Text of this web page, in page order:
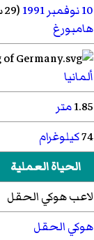
10 نوفمبر 1991(29 سنة)
هامبورغ
ألمانيا
1.85متر
74كيلوغرام
الحياة العملية
لاعب هوكي الحقل
هوكي الحقل